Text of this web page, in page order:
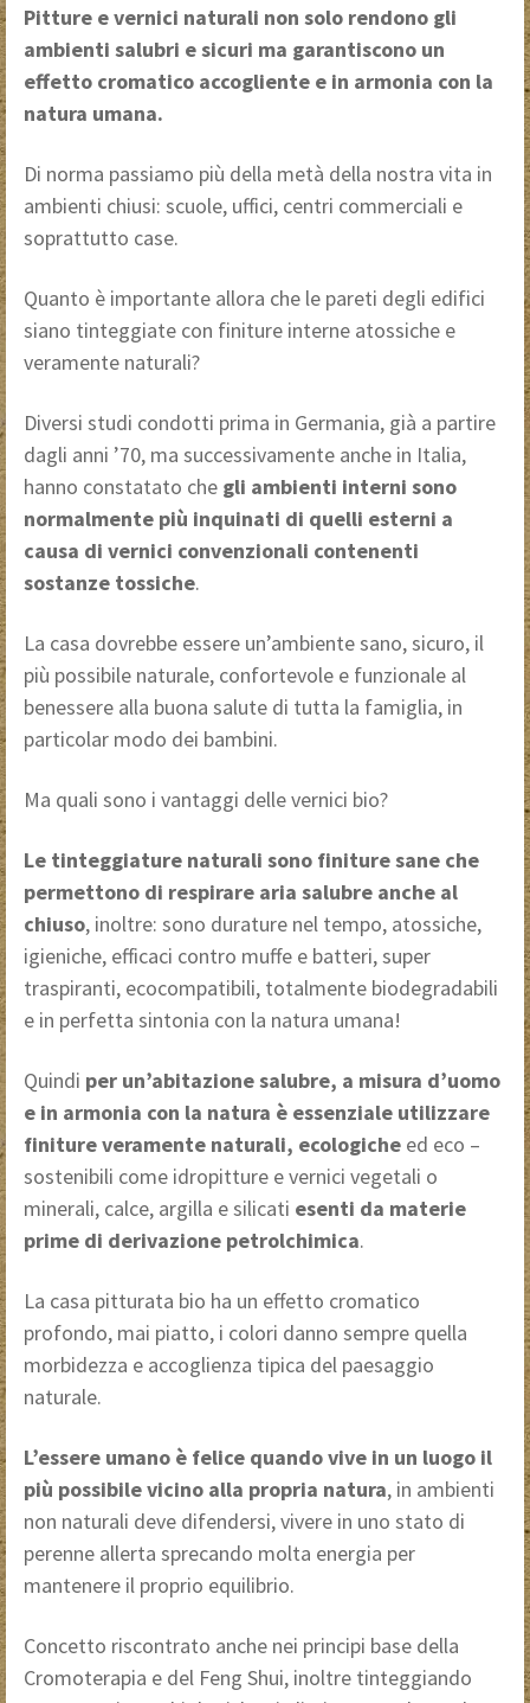
Pitture e vernici naturali non solo rendono gli
ambienti salubri e sicuri ma garantiscono un
effetto cromatico accogliente e in armonia con la
natura umana.
Di norma passiamo più della metà della nostra vita in
ambienti chiusi: scuole, uffici, centri commerciali e
soprattutto case.
Quanto è importante allora che le pareti degli edifici
siano tinteggiate con finiture interne atossiche e
veramente naturali?
Diversi studi condotti prima in Germania, già a partire
dagli anni ’70, ma successivamente anche in Italia,
hanno constatato che gli ambienti interni sono
normalmente più inquinati di quelli esterni a
causa di vernici convenzionali contenenti
sostanze tossiche.
La casa dovrebbe essere un’ambiente sano, sicuro, il
più possibile naturale, confortevole e funzionale al
benessere alla buona salute di tutta la famiglia, in
particolar modo dei bambini.
Ma quali sono i vantaggi delle vernici bio?
Le tinteggiature naturali sono finiture sane che
permettono di respirare aria salubre anche al
chiuso, inoltre: sono durature nel tempo, atossiche,
igieniche, efficaci contro muffe e batteri, super
traspiranti, ecocompatibili, totalmente biodegradabili
e in perfetta sintonia con la natura umana!
Quindi per un’abitazione salubre, a misura d’uomo
e in armonia con la natura è essenziale utilizzare
finiture veramente naturali, ecologiche ed eco –
sostenibili come idropitture e vernici vegetali o
minerali, calce, argilla e silicati esenti da materie
prime di derivazione petrolchimica.
La casa pitturata bio ha un effetto cromatico
profondo, mai piatto, i colori danno sempre quella
morbidezza e accoglienza tipica del paesaggio
naturale.
L’essere umano è felice quando vive in un luogo il
più possibile vicino alla propria natura, in ambienti
non naturali deve difendersi, vivere in uno stato di
perenne allerta sprecando molta energia per
mantenere il proprio equilibrio.
Concetto riscontrato anche nei principi base della
Cromoterapia e del Feng Shui, inoltre tinteggiando